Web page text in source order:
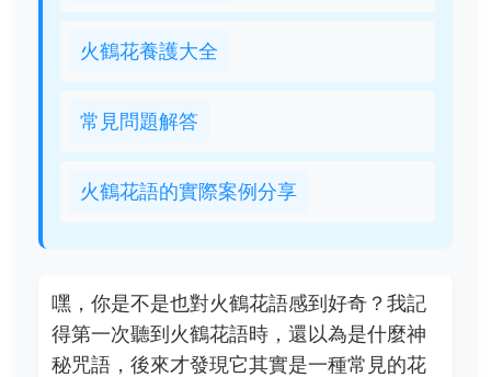
火鶴花養護大全
常見問題解答
火鶴花語的實際案例分享
嘿，你是不是也對火鶴花語感到好奇？我記
得第一次聽到火鶴花語時，還以為是什麼神
秘咒語，後來才發現它其實是一種常見的花